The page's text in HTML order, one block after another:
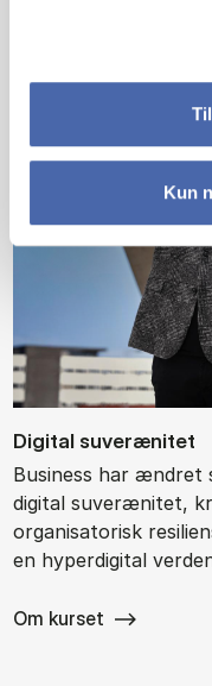
Kun
Di­gi­tal su­veræ­ni­tet
Business har ændret
digital suverænitet,
organisatorisk
en hyperdigital
Om kurset